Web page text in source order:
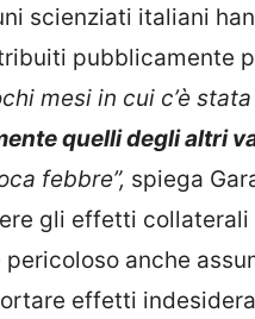
scienziati italiani
pubblicamente
mesi in cui c’è
quelli degli altri
febbre”, spiega
gli effetti
anche
effetti